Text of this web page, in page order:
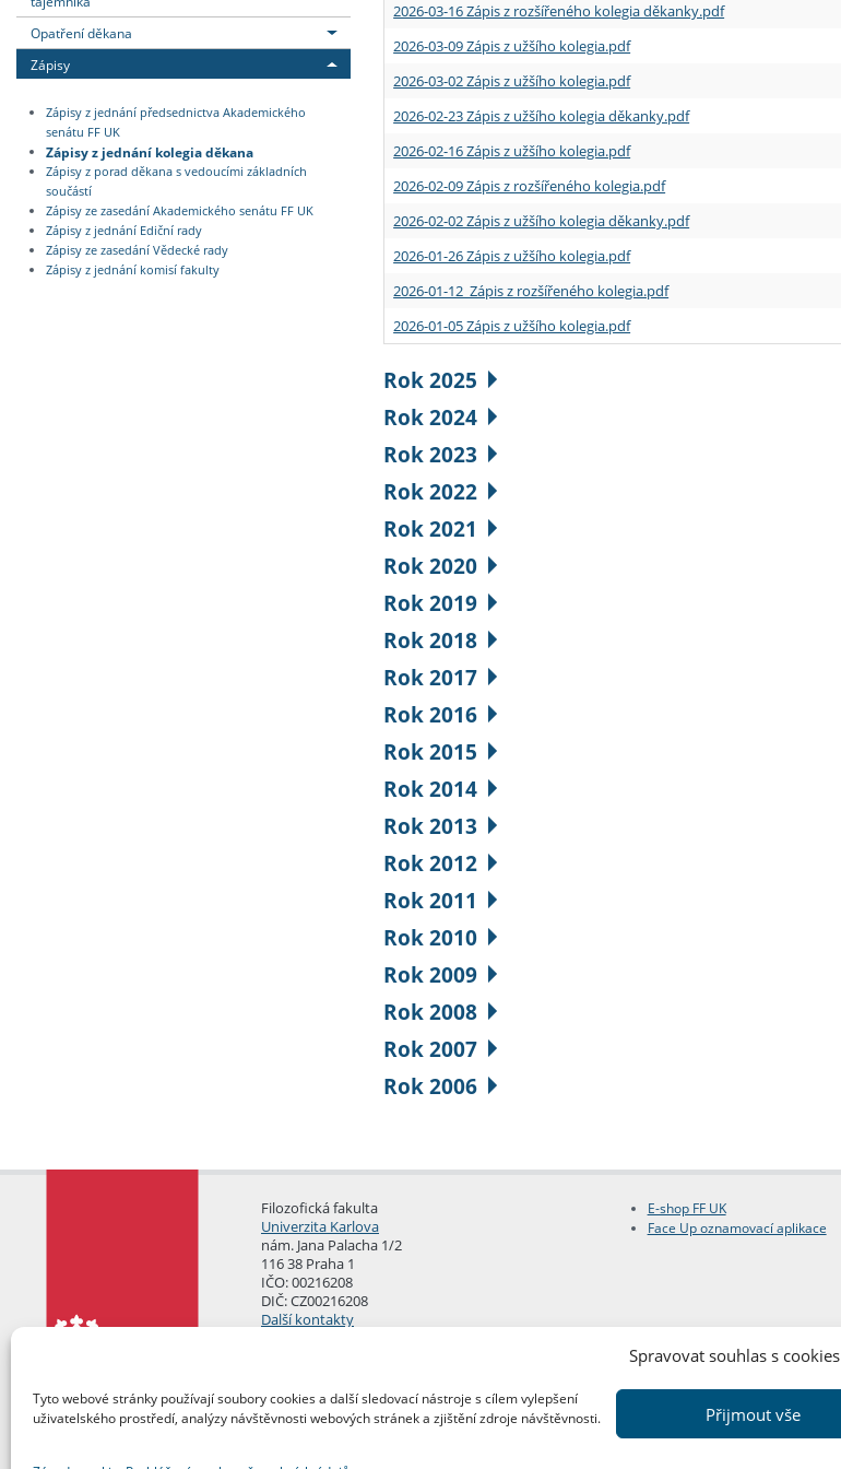
Spravovat souhlas s cookies
Tyto webové stránky používají soubory cookies a další sledovací nástroje s cílem vylepšení
uživatelského prostředí, analýzy návštěvnosti webových stránek a zjištění zdroje návštěvnosti.
Přijmout vše
Opatření děkana
Zápisy
Zápisy z jednání předsednictva Akademického
senátu FF UK
Zápisy z jednání kolegia děkana
Zápisy z porad děkana s vedoucími základních
součástí
Zápisy ze zasedání Akademického senátu FF UK
Zápisy z jednání Ediční rady
Zápisy ze zasedání Vědecké rady
Zápisy z jednání komisí fakulty
2026-03-16 Zápis z rozšířeného kolegia děkanky.pdf
2026-03-09 Zápis z užšího kolegia.pdf
2026-03-02 Zápis z užšího kolegia.pdf
2026-02-23 Zápis z užšího kolegia děkanky.pdf
2026-02-16 Zápis z užšího kolegia.pdf
2026-02-09 Zápis z rozšířeného kolegia.pdf
2026-02-02 Zápis z užšího kolegia děkanky.pdf
2026-01-26 Zápis z užšího kolegia.pdf
2026-01-12 Zápis z rozšířeného kolegia.pdf
2026-01-05 Zápis z užšího kolegia.pdf
Rok 2025
Rok 2024
Rok 2023
Rok 2022
Rok 2021
Rok 2020
Rok 2019
Rok 2018
Rok 2017
Rok 2016
Rok 2015
Rok 2014
Rok 2013
Rok 2012
Rok 2011
Rok 2010
Rok 2009
Rok 2008
Rok 2007
Rok 2006
Filozofická fakulta
Univerzita Karlova
nám. Jana Palacha 1/2
116 38 Praha 1
IČO: 00216208
DIČ: CZ00216208
Další kontakty
E-shop FF UK
Face Up oznamovací aplikace